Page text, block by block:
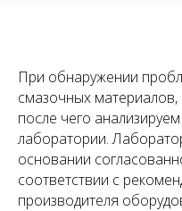
При обнаружении
смазочных
после чего
лаборатории.
основании
соответствии с
производителя